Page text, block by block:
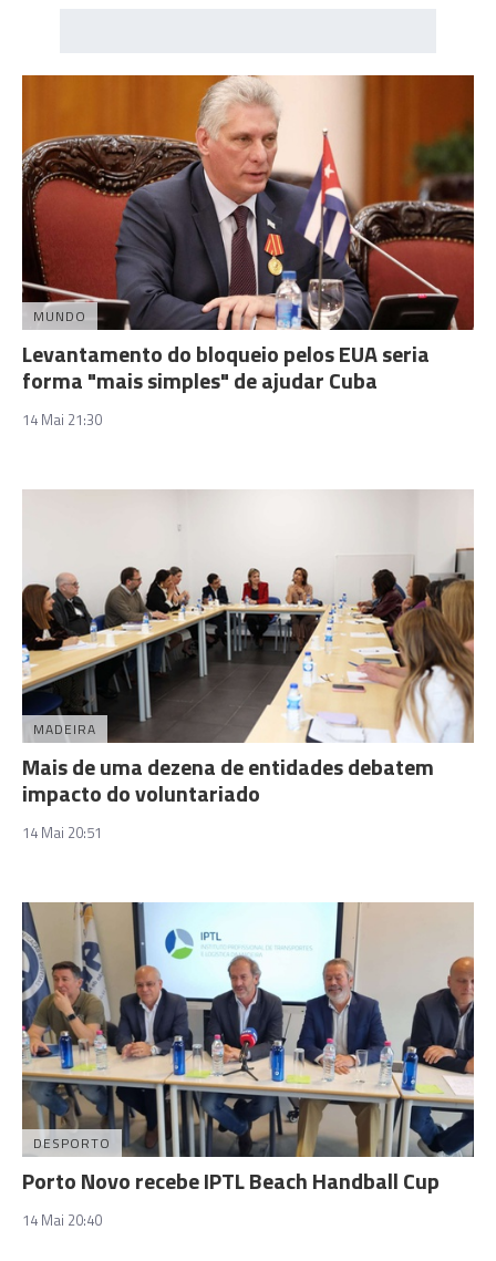
MUNDO
Levantamento do bloqueio pelos EUA seria
forma "mais simples" de ajudar Cuba
14 Mai 21:30
MADEIRA
Mais de uma dezena de entidades debatem
impacto do voluntariado
14 Mai 20:51
DESPORTO
Porto Novo recebe IPTL Beach Handball Cup
14 Mai 20:40